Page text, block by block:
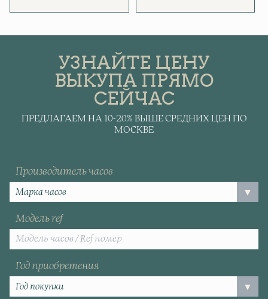
УЗНАЙТЕ ЦЕНУ
ВЫКУПА ПРЯМО
СЕЙЧАС
ПРЕДЛАГАЕМ НА 10-20% ВЫШЕ СРЕДНИХ ЦЕН ПО
МОСКВЕ
Производитель часов
Модель ref
Год приобретения